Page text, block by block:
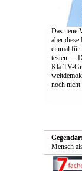
Das neue
aber diese
einmal für
testen …
Kla.TV-
noch nicht
Mensch